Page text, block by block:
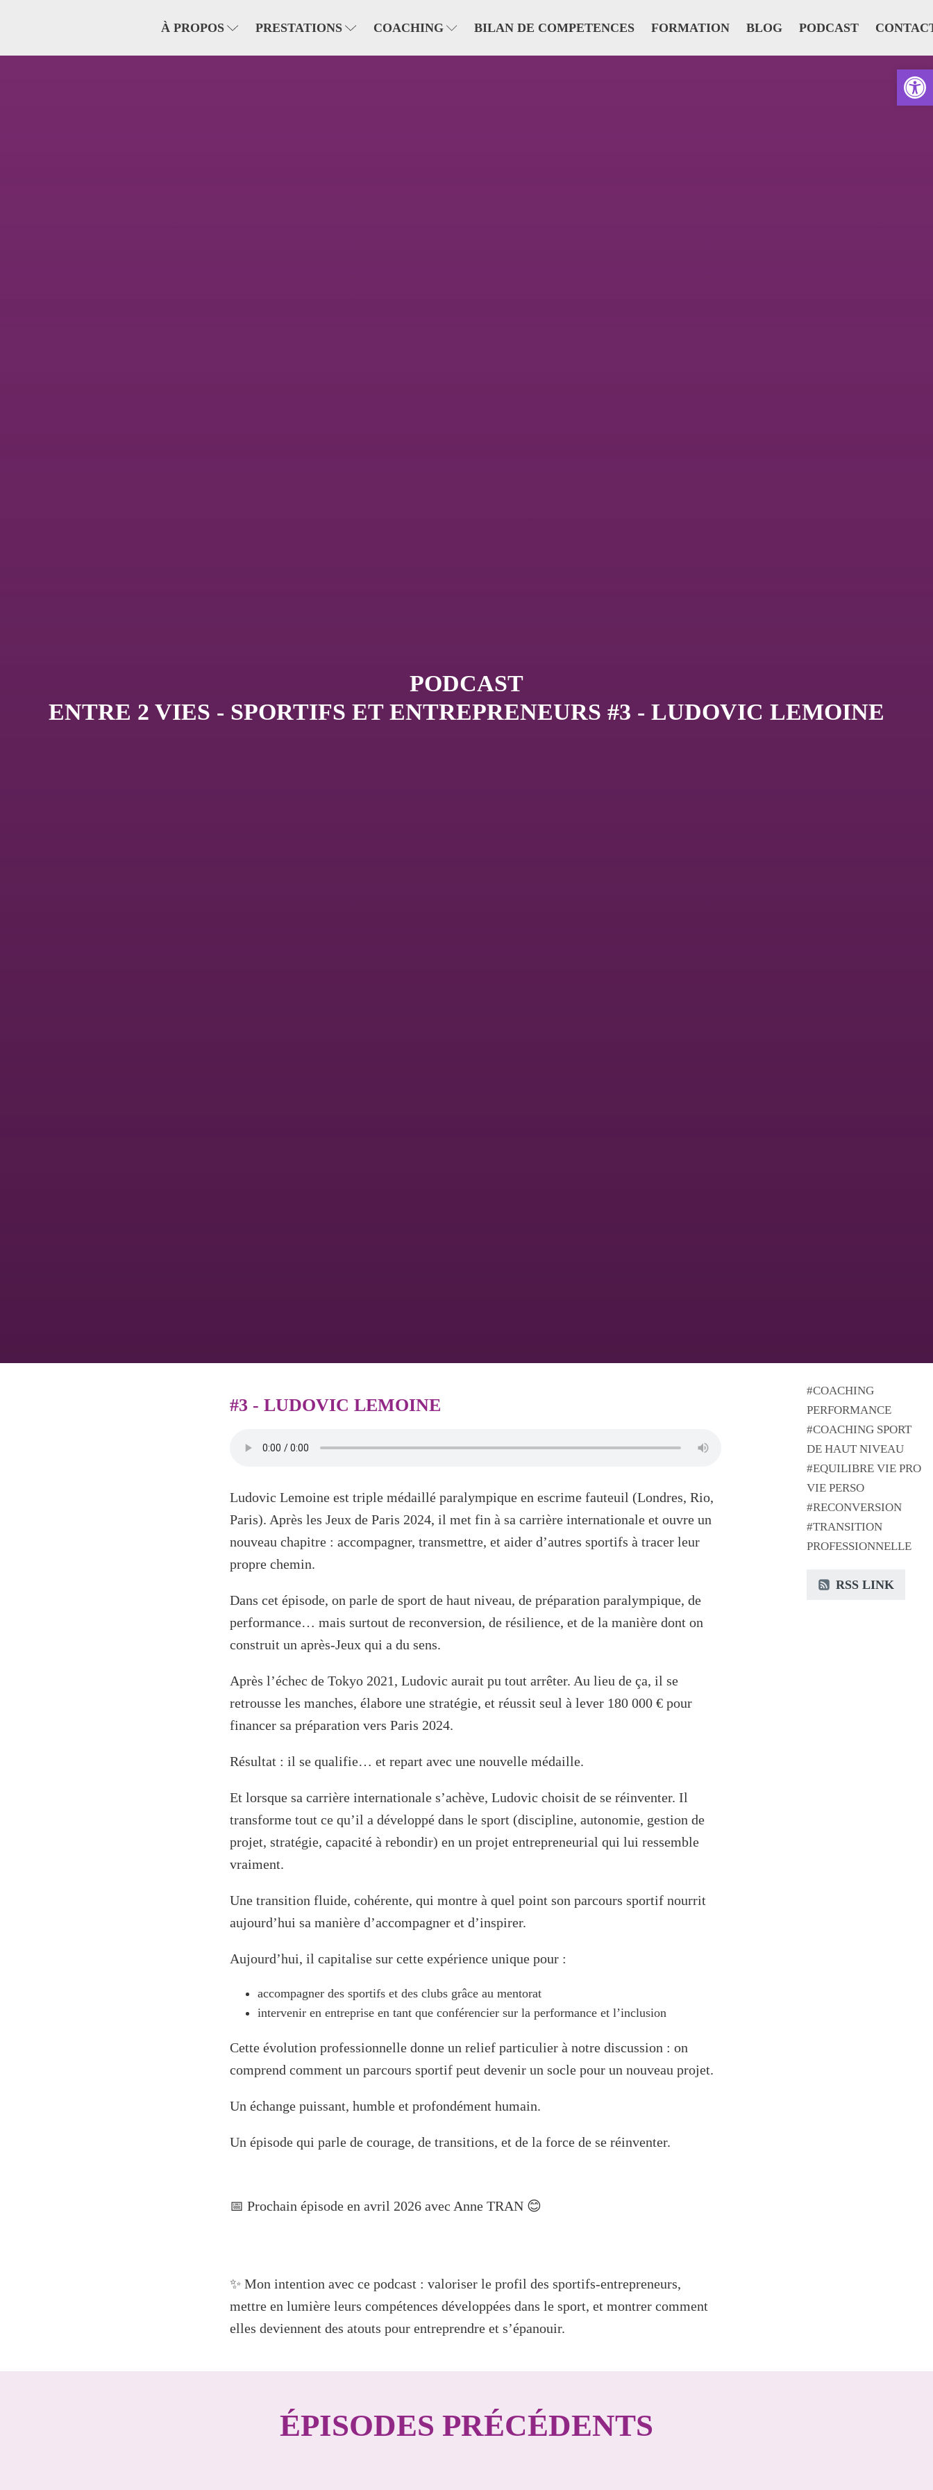
Ouvrir la barre d’outils
À PROPOS PRESTATIONS COACHING BILAN DE COMPETENCES FORMATION BLOG PODCAST
PODCAST
ENTRE 2 VIES - SPORTIFS ET ENTREPRENEURS #3 - LUDOVIC LEMOINE
#3 - LUDOVIC LEMOINE
Ludovic Lemoine est triple médaillé paralympique en escrime fauteuil (Londres, Rio,
Paris). Après les Jeux de Paris 2024, il met fin à sa carrière internationale et ouvre un
nouveau chapitre : accompagner, transmettre, et aider d’autres sportifs à tracer leur
propre chemin.
Dans cet épisode, on parle de sport de haut niveau, de préparation paralympique, de
performance… mais surtout de reconversion, de résilience, et de la manière dont on
construit un après‑Jeux qui a du sens.
Après l’échec de Tokyo 2021, Ludovic aurait pu tout arrêter. Au lieu de ça, il se
retrousse les manches, élabore une stratégie, et réussit seul à lever 180 000 € pour
financer sa préparation vers Paris 2024.
Résultat : il se qualifie… et repart avec une nouvelle médaille.
Et lorsque sa carrière internationale s’achève, Ludovic choisit de se réinventer. Il
transforme tout ce qu’il a développé dans le sport (discipline, autonomie, gestion de
projet, stratégie, capacité à rebondir) en un projet entrepreneurial qui lui ressemble
vraiment.
Une transition fluide, cohérente, qui montre à quel point son parcours sportif nourrit
aujourd’hui sa manière d’accompagner et d’inspirer.
Aujourd’hui, il capitalise sur cette expérience unique pour :
accompagner des sportifs et des clubs grâce au mentorat
intervenir en entreprise en tant que conférencier sur la performance et l’inclusion
Cette évolution professionnelle donne un relief particulier à notre discussion : on
comprend comment un parcours sportif peut devenir un socle pour un nouveau projet.
Un échange puissant, humble et profondément humain.
Un épisode qui parle de courage, de transitions, et de la force de se réinventer.
📅 Prochain épisode en avril 2026 avec Anne TRAN 😊
✨ Mon intention avec ce podcast : valoriser le profil des sportifs-entrepreneurs,
mettre en lumière leurs compétences développées dans le sport, et montrer comment
elles deviennent des atouts pour entreprendre et s’épanouir.
COACHING
PERFORMANCE
COACHING SPORT
DE HAUT NIVEAU
EQUILIBRE VIE PRO
VIE PERSO
RECONVERSION
TRANSITION
PROFESSIONNELLE
RSS LINK
ÉPISODES PRÉCÉDENTS